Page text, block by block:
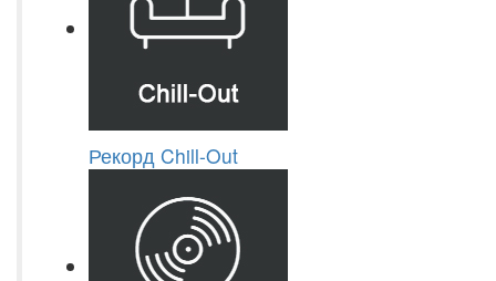
Рекорд Chill-Out